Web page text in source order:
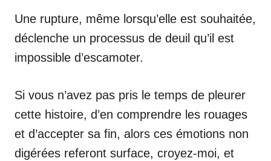
Une rupture, même lorsqu’elle est souhaitée,
déclenche un processus de deuil qu’il est
impossible d’escamoter.
Si vous n’avez pas pris le temps de pleurer
cette histoire, d’en comprendre les rouages
et d’accepter sa fin, alors ces émotions non
digérées referont surface, croyez-moi, et